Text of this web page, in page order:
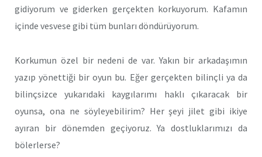
gidiyorum ve giderken gerçekten korkuyorum. Kafamın
içinde vesvese gibi tüm bunları döndürüyorum.
Korkumun özel bir nedeni de var. Yakın bir arkadaşımın
yazıp yönettiği bir oyun bu. Eğer gerçekten bilinçli ya da
bilinçsizce yukarıdaki kaygılarımı haklı çıkaracak bir
oyunsa, ona ne söyleyebilirim? Her şeyi jilet gibi ikiye
ayıran bir dönemden geçiyoruz. Ya dostluklarımızı da
bölerlerse?